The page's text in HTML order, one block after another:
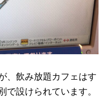
、飲み放題カフェはす
で設けられています。